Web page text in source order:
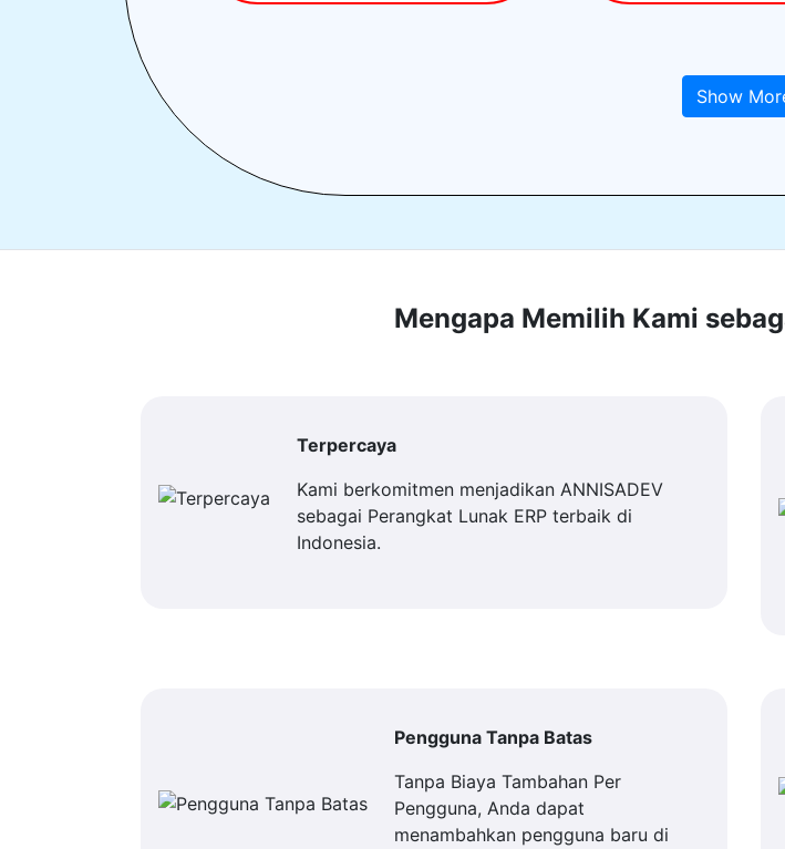
Show
Mengapa Memilih Kami
Terpercaya
Kami berkomitmen menjadikan ANNISADEV
sebagai Perangkat Lunak ERP terbaik di
Indonesia.
Pengguna Tanpa Batas
Tanpa Biaya Tambahan Per
Pengguna, Anda dapat
menambahkan pengguna baru di